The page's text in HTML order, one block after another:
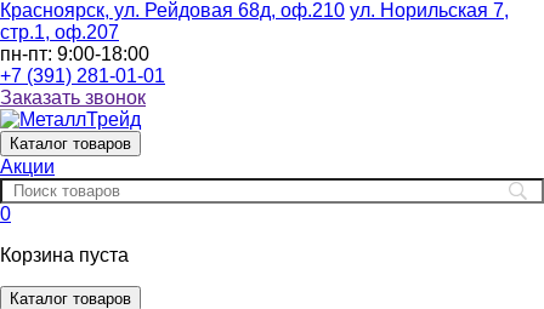
Красноярск, ул. Рейдовая 68д, оф.210 ул. Норильская 7,
стр.1, оф.207
пн-пт: 9:00-18:00
+7 (391) 281-01-01
Заказать звонок
Каталог товаров
Акции
0
Корзина пуста
Каталог товаров